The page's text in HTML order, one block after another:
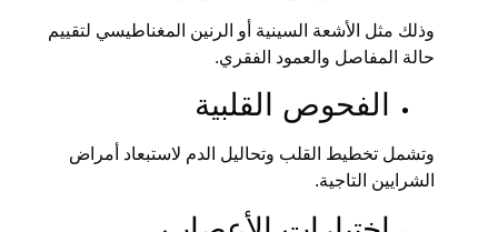
وذلك مثل الأشعة السينية أو الرنين المغناطيسي لتقييم
حالة المفاصل والعمود الفقري.
الفحوص القلبية
وتشمل تخطيط القلب وتحاليل الدم لاستبعاد أمراض
الشرايين التاجية.